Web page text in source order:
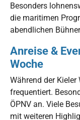
Besonders
die maritimen
abendlichen
Anreise &
Woche
Während der
frequentiert.
ÖPNV an. Viele
mit weiteren